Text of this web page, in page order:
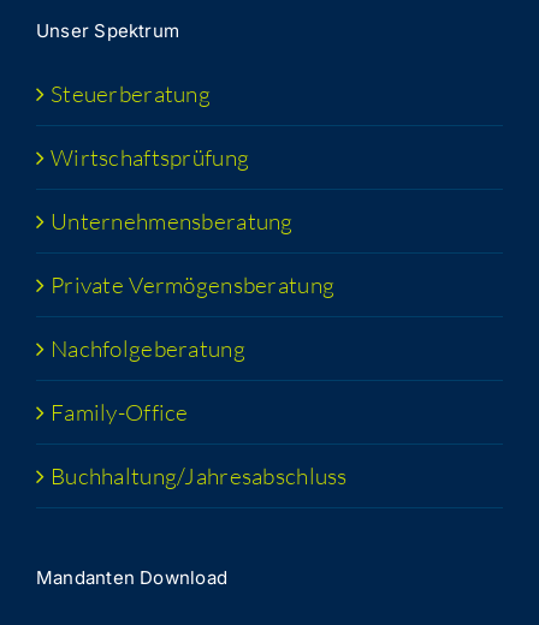
Unser Spek­trum
Steu­er­be­ra­tung
Wirt­schafts­prü­fung
Unter­neh­mens­be­ra­tung
Pri­va­te Vermögensberatung
Nach­fol­ge­be­ra­tung
Fami­­ly-Office
Buchhaltung/​​Jahresabschluss
Man­dan­ten Download